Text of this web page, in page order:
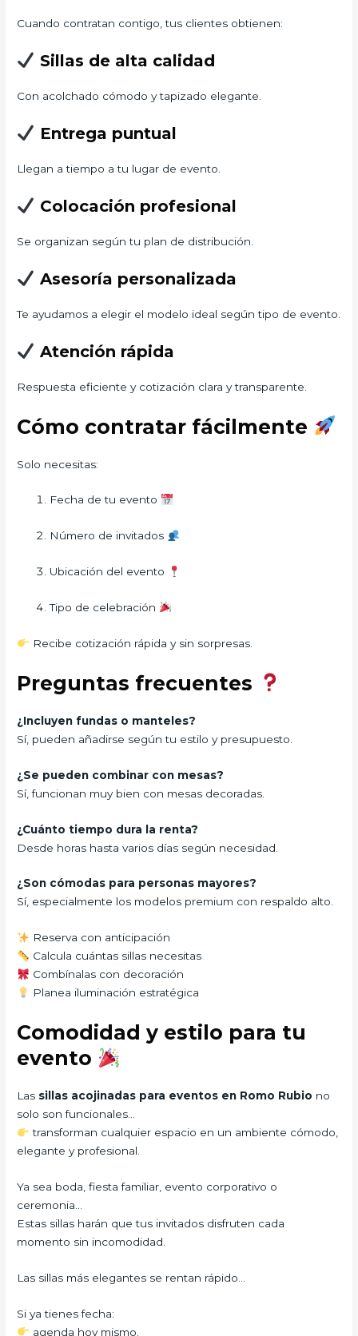
Cuando contratan contigo, tus clientes obtienen:
Sillas de alta calidad
Con acolchado cómodo y tapizado elegante.
Entrega puntual
Llegan a tiempo a tu lugar de evento.
Colocación profesional
Se organizan según tu plan de distribución.
Asesoría personalizada
Te ayudamos a elegir el modelo ideal según tipo de evento.
Atención rápida
Respuesta eficiente y cotización clara y transparente.
Cómo contratar fácilmente
Solo necesitas:
Fecha de tu evento
Número de invitados
Ubicación del evento
Tipo de celebración
Recibe cotización rápida y sin sorpresas.
Preguntas frecuentes
¿Incluyen fundas o manteles?
Sí, pueden añadirse según tu estilo y presupuesto.
¿Se pueden combinar con mesas?
Sí, funcionan muy bien con mesas decoradas.
¿Cuánto tiempo dura la renta?
Desde horas hasta varios días según necesidad.
¿Son cómodas para personas mayores?
Sí, especialmente los modelos premium con respaldo alto.
Reserva con anticipación
Calcula cuántas sillas necesitas
Combínalas con decoración
Planea iluminación estratégica
Comodidad y estilo para tu
evento
Las sillas acojinadas para eventos en Romo Rubio no
solo son funcionales…
transforman cualquier espacio en un ambiente cómodo,
elegante y profesional.
Ya sea boda, fiesta familiar, evento corporativo o
ceremonia…
Estas sillas harán que tus invitados disfruten cada
momento sin incomodidad.
Las sillas más elegantes se rentan rápido…
Si ya tienes fecha:
agenda hoy mismo.